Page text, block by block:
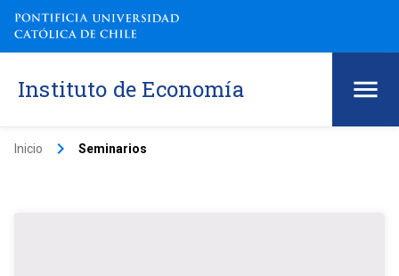
Instituto de Economía
Inicio keyboard_arrow_right Seminarios